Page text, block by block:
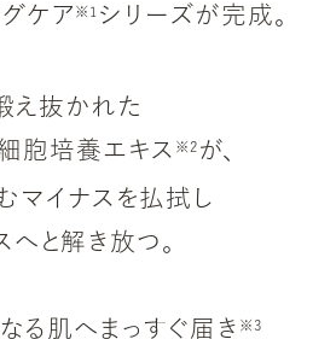
ケア ※1 シリーズが完成。
え抜かれた
胞培養エキス ※2 が、
マイナスを払拭し
へと解き放つ。
る肌へまっすぐ 届き ※3